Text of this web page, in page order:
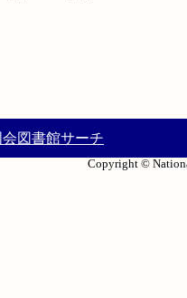
会図書館サーチ
Copyright ©